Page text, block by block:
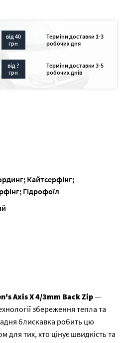
від 40
грн
Терміни доставки 1-3
робочих дня
від ?
грн
Терміни доставки 3-5
робочих днів
Кайтсерфінг;
Гідрофоїл
Axis X 4/3mm Back Zip—
збереження тепла та
блискавка робить цю
тих, хто цінує швидкість та